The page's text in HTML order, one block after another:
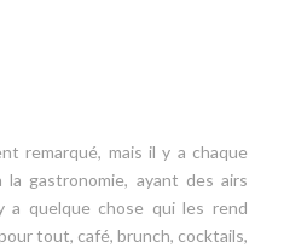
remarqué, mais il y a chaque
la gastronomie, ayant des airs
quelque chose qui les rend
tout, café, brunch, cocktails,